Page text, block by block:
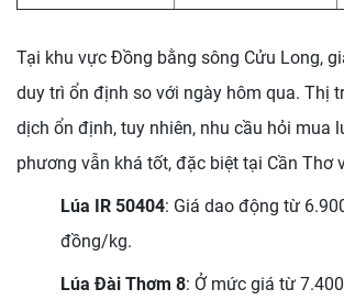
Tại khu vực Đồng bằng sông Cửu Long,
duy trì ổn định so với ngày hôm qua. Thị
dịch ổn định, tuy nhiên, nhu cầu hỏi mua
phương vẫn khá tốt, đặc biệt tại Cần Thơ
Lúa IR 50404: Giá dao động từ
đồng/kg.
Lúa Đài Thơm 8: Ở mức giá từ